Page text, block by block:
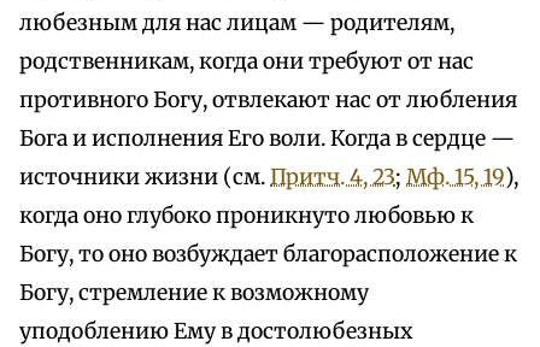
любезным для нас лицам — родителям,
родственникам, когда они требуют от нас
противного Богу, отвлекают нас от любления
Бога и исполнения Его воли. Когда в сердце —
источники жизни (см.Притч. 4, 23; Мф. 15, 19),
когда оно глубоко проникнуто любовью к
Богу, то оно возбуждает благорасположение к
Богу, стремление к возможному
уподоблению Ему в достолюбезных